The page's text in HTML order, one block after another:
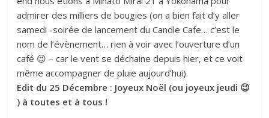
admirer des milliers de bougies (on a bien fait d’y aller
samedi -soirée de lancement du Candle Cafe… c’est le
nom de l’évènement… rien à voir avec l’ouverture d’un
café 😉 – car le vent se déchaine depuis hier, et ce voit
même accompagner de pluie aujourd’hui).
Edit du 25 Décembre : Joyeux Noël (ou joyeux jeudi 😉
) à toutes et à tous !